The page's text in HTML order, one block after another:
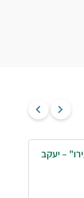
– יעקב